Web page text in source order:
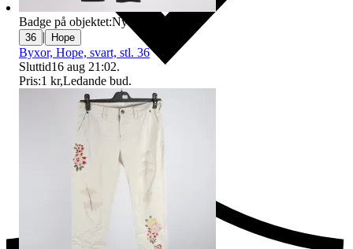
Ersättning om du inte får din vara
Badge på objektet:Ny
36 | Hope
Byxor, Hope, svart, stl. 36
Sluttid16 aug 21:02.
Pris:1 kr,Ledande bud.